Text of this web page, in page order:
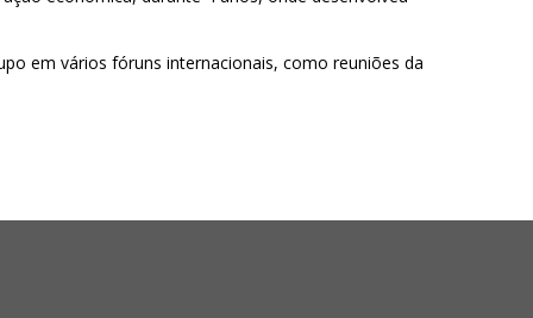
em vários fóruns internacionais, como reuniões da